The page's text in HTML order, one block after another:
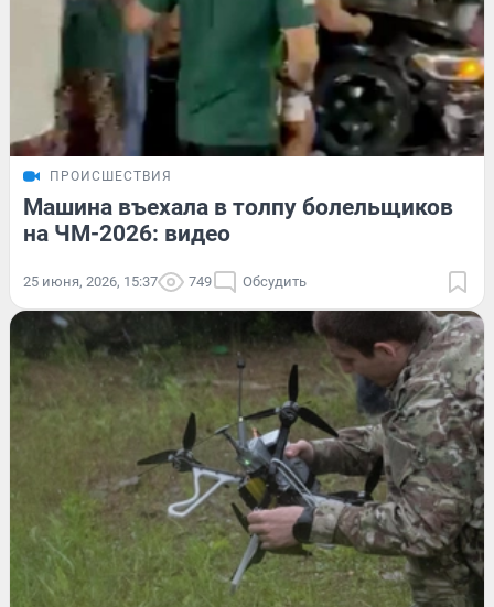
ПРОИСШЕСТВИЯ
Машина въехала в толпу болельщиков
на ЧМ-2026: видео
25 июня, 2026, 15:37 749 Обсудить